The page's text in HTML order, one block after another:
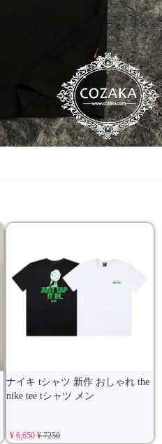
ナイキ tシャツ 新作 おしゃれ the
nike tee tシャツ メン
¥ 6,650¥ 7250